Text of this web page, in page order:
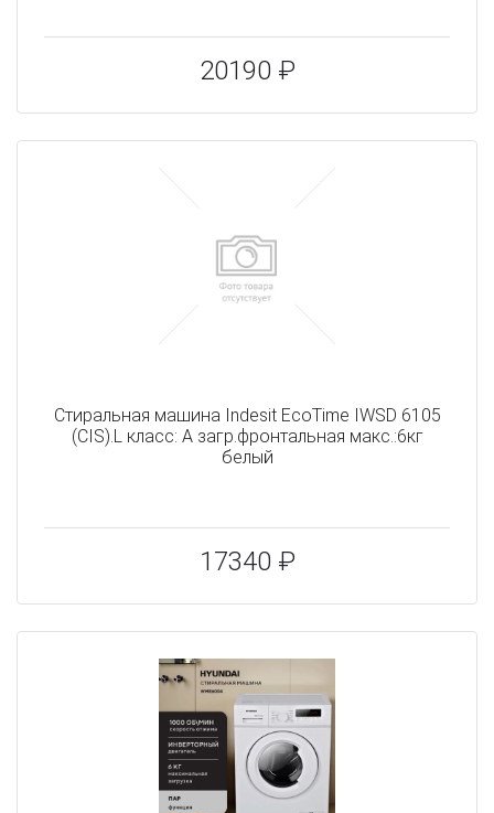
20190 ₽
Стиральная машина Indesit EcoTime IWSD 6105
(CIS).L класс: A загр.фронтальная макс.:6кг
белый
17340 ₽